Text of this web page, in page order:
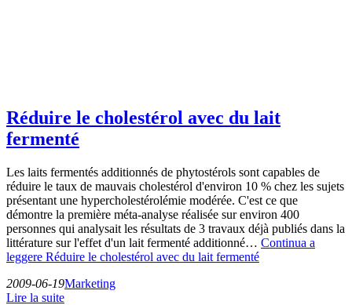
Réduire le cholestérol avec du lait
fermenté
Les laits fermentés additionnés de phytostérols sont capables de
réduire le taux de mauvais cholestérol d'environ 10 % chez les sujets
présentant une hypercholestérolémie modérée. C'est ce que
démontre la première méta-analyse réalisée sur environ 400
personnes qui analysait les résultats de 3 travaux déjà publiés dans la
littérature sur l'effet d'un lait fermenté additionné… Continua a
leggere Réduire le cholestérol avec du lait fermenté
2009-06-19Marketing
Lire la suite